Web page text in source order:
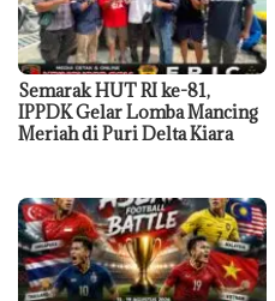
Semarak HUT RI ke-81,
IPPDK Gelar Lomba Mancing
Meriah di Puri Delta Kiara